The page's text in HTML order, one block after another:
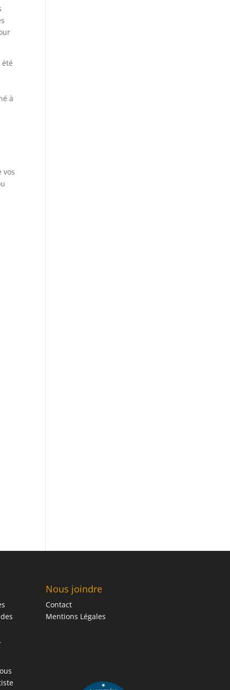
à
vos
Nous joindre
Contact
Mentions Légales